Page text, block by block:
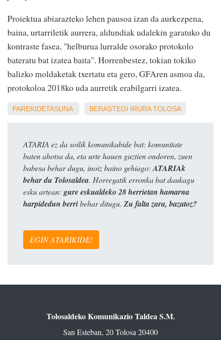
Proiektua abiarazteko lehen pausoa izan da aurkezpena,
baina, urtarriletik aurrera, aldundiak udalekin garatuko du
kontraste fasea, "helburua lurralde osorako protokolo
bateratu bat izatea baita". Horrenbestez, tokian tokiko
balizko moldaketak txertatu eta gero, GFAren asmoa da,
protokoloa 2018ko uda aurretik erabilgarri izatea.
PAREKIDETASUNA BERASTEGI IRURA TOLOSA
ATARIA ez da soilik komunikabide bat: komunitate
baten ahotsa da, eta urte hauen guztien ondoren, zuen
babesa behar dugu, inoiz baino gehiago:ATARIAk
behar du Tolosaldea. Horregatik erronka bat daukagu
esku artean: gure eskualdeko 28 herrietan hamarna
harpidedun berribehar ditugu. Zu falta zara, bazatoz?
EGIN ATARIKIDE!
Tolosaldeko Komunikazio Taldea S.M.
San Esteban, 20 Tolosa 20400